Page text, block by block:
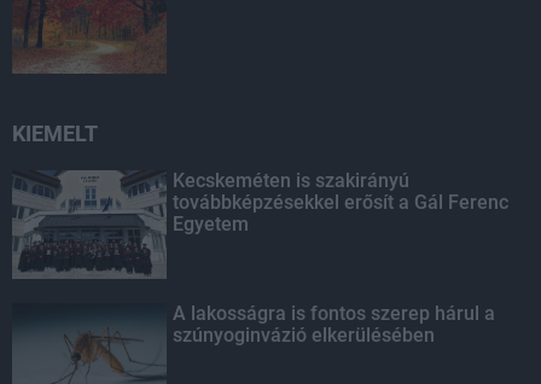
KIEMELT
Kecskeméten is szakirányú
továbbképzésekkel erősít a Gál Ferenc
Egyetem
A lakosságra is fontos szerep hárul a
szúnyoginvázió elkerülésében